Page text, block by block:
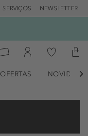
SERVIÇOS NEWSLETTER
OFERTAS 